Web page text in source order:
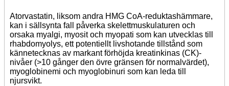
Atorvastatin, liksom andra HMG CoA-reduktashämmare,
kan i sällsynta fall påverka skelettmuskulaturen och
orsaka myalgi, myosit och myopati som kan utvecklas till
rhabdomyolys, ett potentiellt livshotande tillstånd som
kännetecknas av markant förhöjda kreatinkinas (CK)-
nivåer (>10 gånger den övre gränsen för normalvärdet),
myoglobinemi och myoglobinuri som kan leda till
njursvikt.